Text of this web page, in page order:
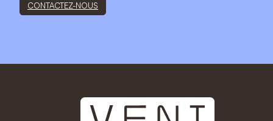
CONTACTEZ-NOUS